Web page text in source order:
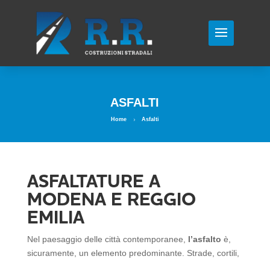
ASFALTI
Home 5 Asfalti
ASFALTATURE A
MODENA E REGGIO
EMILIA
Nel paesaggio delle città contemporanee, l’asfalto è,
sicuramente, un elemento predominante. Strade, cortili,